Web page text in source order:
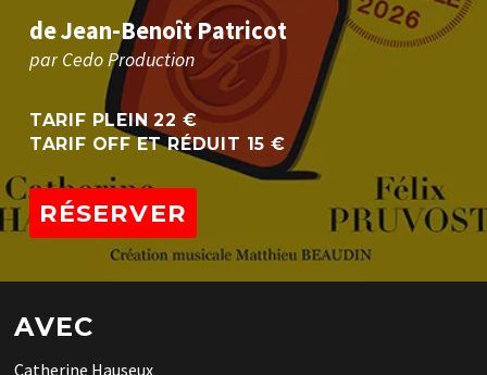
deJean-BenoîtPatricot
par CedoProduction
TARIF PLEIN 22 €
TARIF OFF ET RÉDUIT 15 €
RÉSERVER
AVEC
Catherine Hauseux